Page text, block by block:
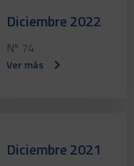
Diciembre 2022
Nº 74
Ver más
Diciembre 2021